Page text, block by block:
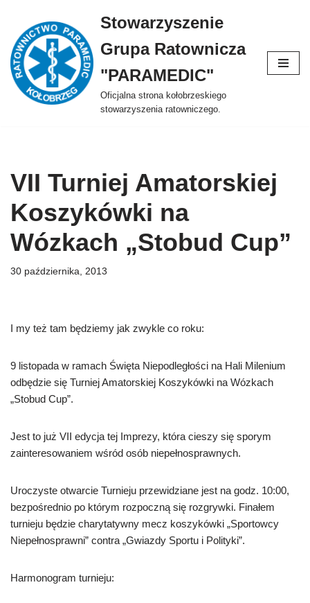
Przejdź
do
treści
Stowarzyszenie
Grupa Ratownicza
"PARAMEDIC"
Oficjalna strona kołobrzeskiego
stowarzyszenia ratowniczego.
VII Turniej Amatorskiej
Koszykówki na
Wózkach „Stobud Cup”
30 października, 2013
I my też tam będziemy jak zwykle co roku:
9 listopada w ramach Święta Niepodległości na Hali Milenium
odbędzie się Turniej Amatorskiej Koszykówki na Wózkach
„Stobud Cup”.
Jest to już VII edycja tej Imprezy, która cieszy się sporym
zainteresowaniem wśród osób niepełnosprawnych.
Uroczyste otwarcie Turnieju przewidziane jest na godz. 10:00,
bezpośrednio po którym rozpoczną się rozgrywki. Finałem
turnieju będzie charytatywny mecz koszykówki „Sportowcy
Niepełnosprawni” contra „Gwiazdy Sportu i Polityki”.
Harmonogram turnieju: